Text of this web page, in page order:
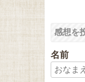
感想を
名前